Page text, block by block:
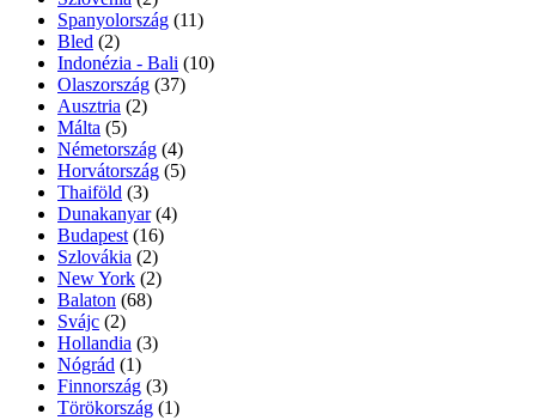
Spanyolország (11)
Bled (2)
Indonézia - Bali (10)
Olaszország (37)
Ausztria (2)
Málta (5)
Németország (4)
Horvátország (5)
Thaiföld (3)
Dunakanyar (4)
Budapest (16)
Szlovákia (2)
New York (2)
Balaton (68)
Svájc (2)
Hollandia (3)
Nógrád (1)
Finnország (3)
Törökország (1)